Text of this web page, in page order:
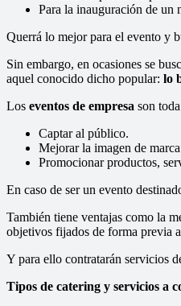
Para la inauguración de un
Querrá lo mejor para el evento y
Sin embargo, en ocasiones se
aquel conocido dicho popular: lo
Los eventos de empresa son
Captar al público.
Mejorar la imagen de
Promocionar productos,
En caso de ser un evento
También tiene ventajas como la
objetivos fijados de forma previa
Y para ello contratarán servicios
Tipos de catering y servicios a